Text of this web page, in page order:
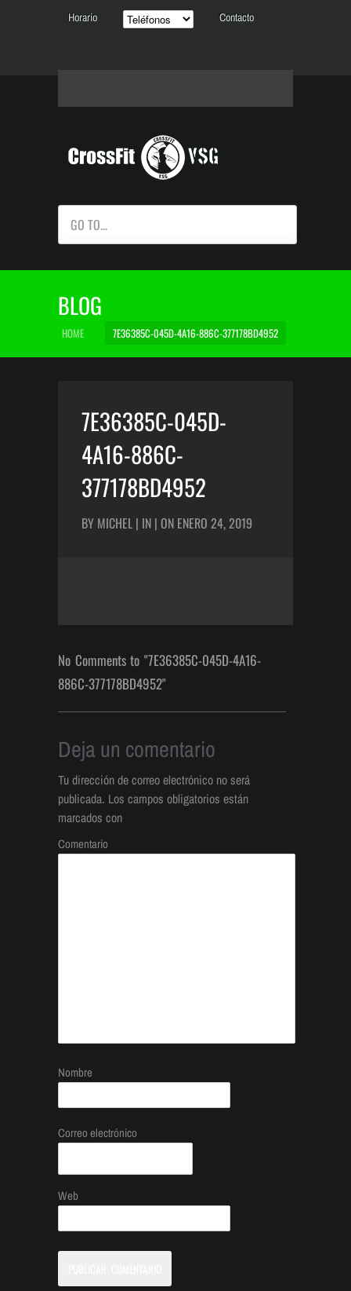
Horario Contacto
GO TO...
BLOG
HOME 7E36385C-045D-4A16-886C-377178BD4952
7E36385C-045D-
4A16-886C-
377178BD4952
BY MICHEL | IN | ON ENERO 24, 2019
No Comments to "7E36385C-045D-4A16-
886C-377178BD4952"
Deja un comentario
Tu dirección de correo electrónico no será
publicada. Los campos obligatorios están
marcados con
Comentario
Nombre
Correo electrónico
Web